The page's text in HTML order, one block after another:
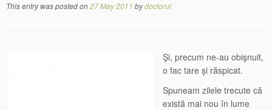
This entry was posted on27 May 2011 bydoctorul
Şi, precum ne-au obişnuit,
o fac tare şi răspicat.
Spuneam zilele trecute că
există mai nou în lume